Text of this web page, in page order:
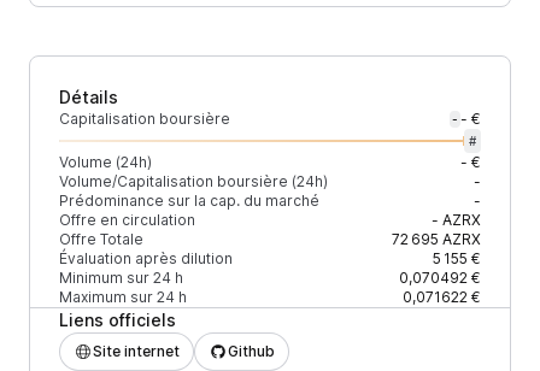
Détails
Capitalisation boursière - - €
#
Volume (24h)
- €
Volume/Capitalisation boursière (24h)
-
Prédominance sur la cap. du marché
-
Offre en circulation
- AZRX
Offre Totale
72 695 AZRX
Évaluation après dilution
5 155 €
Minimum sur 24 h
0,070492 €
Maximum sur 24 h
0,071622 €
Liens officiels
Site internet Github